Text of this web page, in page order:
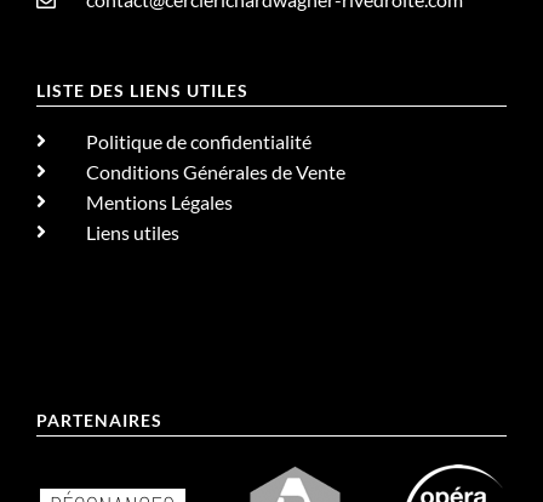
LISTE DES LIENS UTILES
Politique de confidentialité
Conditions Générales de Vente
Mentions Légales
Liens utiles
PARTENAIRES